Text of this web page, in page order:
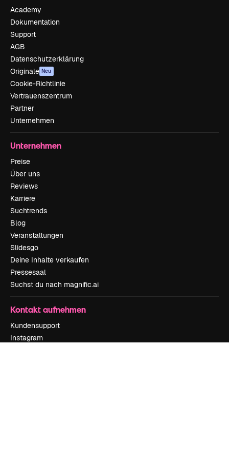
Academy
Dokumentation
Support
AGB
Datenschutzerklärung
Originale Neu
Cookie-Richtlinie
Vertrauenszentrum
Partner
Unternehmen
Unternehmen
Preise
Über uns
Reviews
Karriere
Suchtrends
Blog
Veranstaltungen
Slidesgo
Deine Inhalte verkaufen
Pressesaal
Suchst du nach magnific.ai
Kontakt aufnehmen
Kundensupport
Instagram